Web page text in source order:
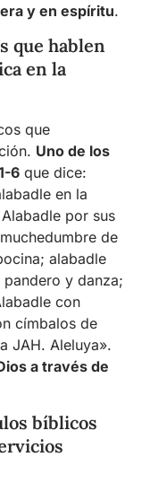
y en espíritu.
que hablen
en la
que
Uno de los
6 que dice:
en la
por sus
de
alabadle
y danza;
con
címbalos de
JAH. Aleluya».
a través de
bíblicos